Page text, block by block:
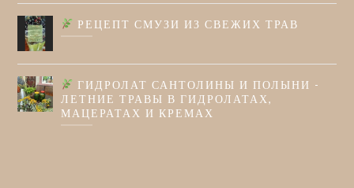
РЕЦЕПТ СМУЗИ ИЗ СВЕЖИХ ТРАВ
ГИДРОЛАТ САНТОЛИНЫ И ПОЛЫНИ -
ЛЕТНИЕ ТРАВЫ В ГИДРОЛАТАХ,
МАЦЕРАТАХ И КРЕМАХ